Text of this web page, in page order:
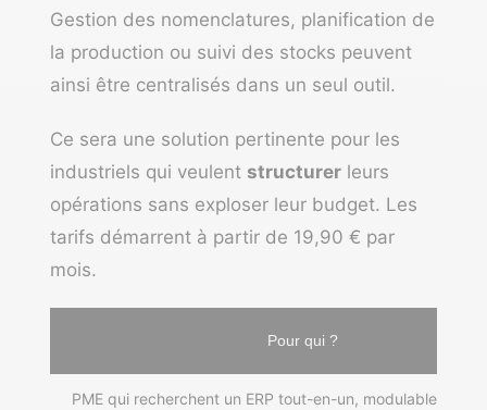
Gestion des nomenclatures, planification de
la production ou suivi des stocks peuvent
ainsi être centralisés dans un seul outil.
Ce sera une solution pertinente pour les
industriels qui veulent structurer leurs
opérations sans exploser leur budget. Les
tarifs démarrent à partir de 19,90 € par
mois.
Pour qui ?
PME qui recherchent un ERP tout-en-un, modulable et